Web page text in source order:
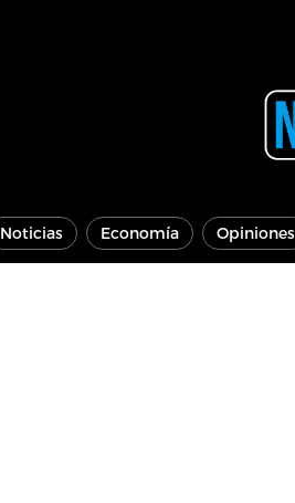
Noticias Economía Opiniones